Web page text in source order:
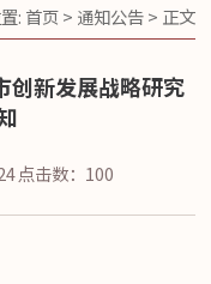
: 首页> 通知公告> 正文
创新发展战略研究
点击数： 100